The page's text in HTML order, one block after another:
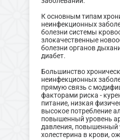
К основным типам
неинфекционных
болезни системы
злокачественные
болезни органов
диабет.
Большинство
неинфекционных
прямую связь с
факторами риска -
питание, низкая
высокое потребление
повышенный уровень
давления, повышенный
холестерина в крови,